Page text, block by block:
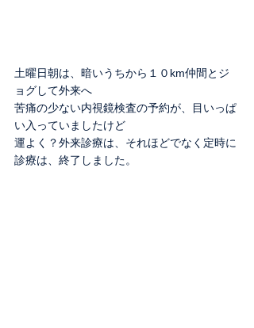
土曜日朝は、暗いうちから１０km仲間とジ
ョグして外来へ
苦痛の少ない内視鏡検査の予約が、目いっぱ
い入っていましたけど
運よく？外来診療は、それほどでなく定時に
診療は、終了しました。